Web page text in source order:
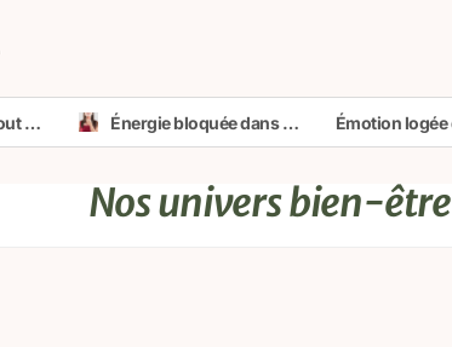
CBD en post-burnout : outil d’accompagnement ou simple béquille ? Énergie bloquée dans la gorge : que dit le corps quand on n’ose pas parler ?
Nos univers bien-être